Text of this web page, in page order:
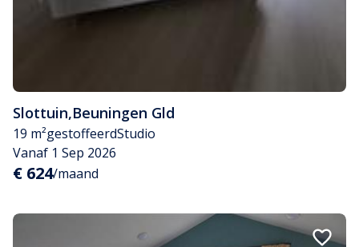
Slottuin,Beuningen Gld
19 m²gestoffeerdStudio
Vanaf 1 Sep 2026
€ 624/maand